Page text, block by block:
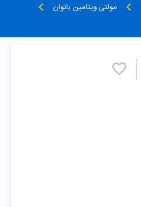
مولتی ویتامین بانوان